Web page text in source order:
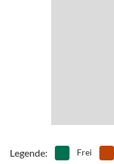
Legende: Frei